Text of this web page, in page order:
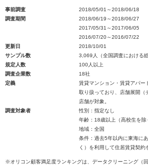
事前調査
2018/05/01～2018/06/18
調査期間
2018/06/19～2018/06/27
2017/05/31～2017/06/05
2016/07/20～2016/07/22
更新日
2018/10/01
サンプル数
3,069人（全国調査における
規定人数
100人以上
調査企業数
18社
定義
賃貸マンション・賃貸アパー
取り扱っており、店舗展開（
店舗が対象。
調査対象者
性別：指定なし
年齢：18歳以上（高校生を除
地域：全国
条件：過去5年以内に東海に
く）を利用して住居賃貸契約
※オリコン顧客満足度ランキングは、データクリーニング（